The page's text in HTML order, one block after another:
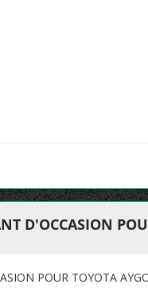
D'OCCASION
POUR TOYOTA